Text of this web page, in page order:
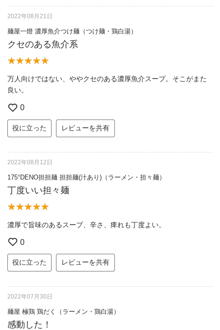
2022年08月21日
麺屋一燈 濃厚魚介つけ麺（つけ麺・鶏白湯）
クセのある魚介系
万人向けではない、ややクセのある濃厚魚介スープ。そこがまた
良い。
0
役に立った レビューを共有
2022年08月12日
175°DENO担担麺 担担麺(汁あり)（ラーメン・担々麺）
丁度いい担々麺
濃厚で旨味のあるスープ、辛さ、痺れも丁度よい。
0
役に立った レビューを共有
2022年07月30日
麺屋 極鶏 鶏だく（ラーメン・鶏白湯）
感動した！